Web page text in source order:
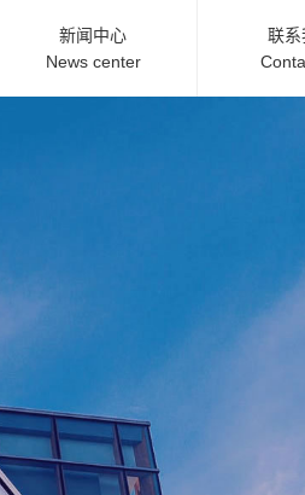
新闻中心
News center
联系